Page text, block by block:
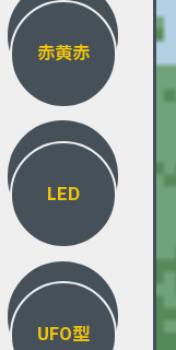
赤黄赤
LED
UFO型